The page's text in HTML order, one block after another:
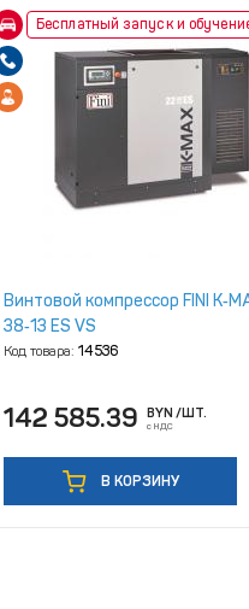
Бесплатный запуск и
Винтовой компрессор FINI
38‑13 ES VS
Код товара: 14536
142 585.39 BYN /ШТ.
с НДС
В КОРЗИНУ